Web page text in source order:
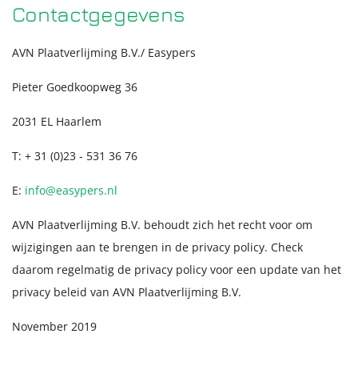
Contactgegevens
AVN Plaatverlijming B.V./ Easypers
Pieter Goedkoopweg 36
2031 EL Haarlem
T: + 31 (0)23 - 531 36 76
E: info@easypers.nl
AVN Plaatverlijming B.V. behoudt zich het recht voor om
wijzigingen aan te brengen in de privacy policy. Check
daarom regelmatig de privacy policy voor een update van het
privacy beleid van AVN Plaatverlijming B.V.
November 2019